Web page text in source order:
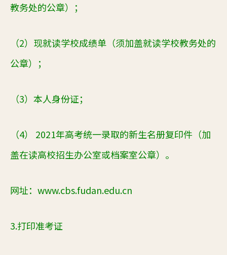
教务处的公章）；
（2）现就读学校成绩单（须加盖就读学校教务处的
公章）；
（3）本人身份证；
（4） 2021年高考统一录取的新生名册复印件（加
盖在读高校招生办公室或档案室公章）。
网址： www.cbs.fudan.edu.cn
3.打印准考证